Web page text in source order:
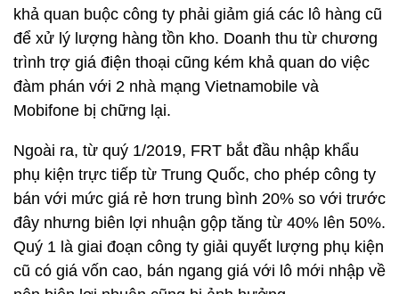
khả quan buộc công ty phải giảm giá các lô hàng cũ
để xử lý lượng hàng tồn kho. Doanh thu từ chương
trình trợ giá điện thoại cũng kém khả quan do việc
đàm phán với 2 nhà mạng Vietnamobile và
Mobifone bị chững lại.
Ngoài ra, từ quý 1/2019, FRT bắt đầu nhập khẩu
phụ kiện trực tiếp từ Trung Quốc, cho phép công ty
bán với mức giá rẻ hơn trung bình 20% so với trước
đây nhưng biên lợi nhuận gộp tăng từ 40% lên 50%.
Quý 1 là giai đoạn công ty giải quyết lượng phụ kiện
cũ có giá vốn cao, bán ngang giá với lô mới nhập về